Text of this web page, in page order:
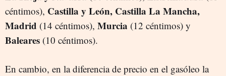
céntimos), Castilla y León, Castilla La Mancha,
Madrid (14 céntimos), Murcia (12 céntimos) y
Baleares (10 céntimos).
En cambio, en la diferencia de precio en el gasóleo la